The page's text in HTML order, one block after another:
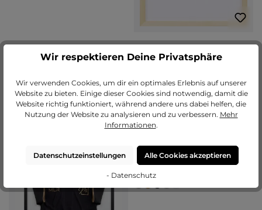
Varianten ab€ 26,30
€ 48,55
Jetzt konfigurieren
Bilderrahmen Holz Lea mit
Varianten ab€ 25,95
€ 66,35
Jetzt konfigurieren
Durchschnittliche Bewertung von 5
(1)
Abstandsleiste
Wir respektieren Deine Privatsphäre
Wir verwenden Cookies, um dir ein optimales Erlebnis auf unserer
Website zu bieten. Einige dieser Cookies sind notwendig, damit die
Website richtig funktioniert, während andere uns dabei helfen, die
Nutzung der Website zu analysieren und zu verbessern. Mehr
Informationen.
Datenschutzeinstellungen Alle Cookies akzeptieren
- Datenschutz